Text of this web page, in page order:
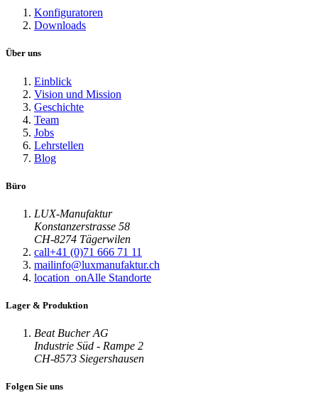
Konfiguratoren
Downloads
Über uns
Einblick
Vision und Mission
Geschichte
Team
Jobs
Lehrstellen
Blog
Büro
LUX-Manufaktur
Konstanzerstrasse 58
CH-8274 Tägerwilen
call+41 (0)71 666 71 11
mailinfo@luxmanufaktur.ch
location_onAlle Standorte
Lager & Produktion
Beat Bucher AG
Industrie Süd - Rampe 2
CH-8573 Siegershausen
Folgen Sie uns